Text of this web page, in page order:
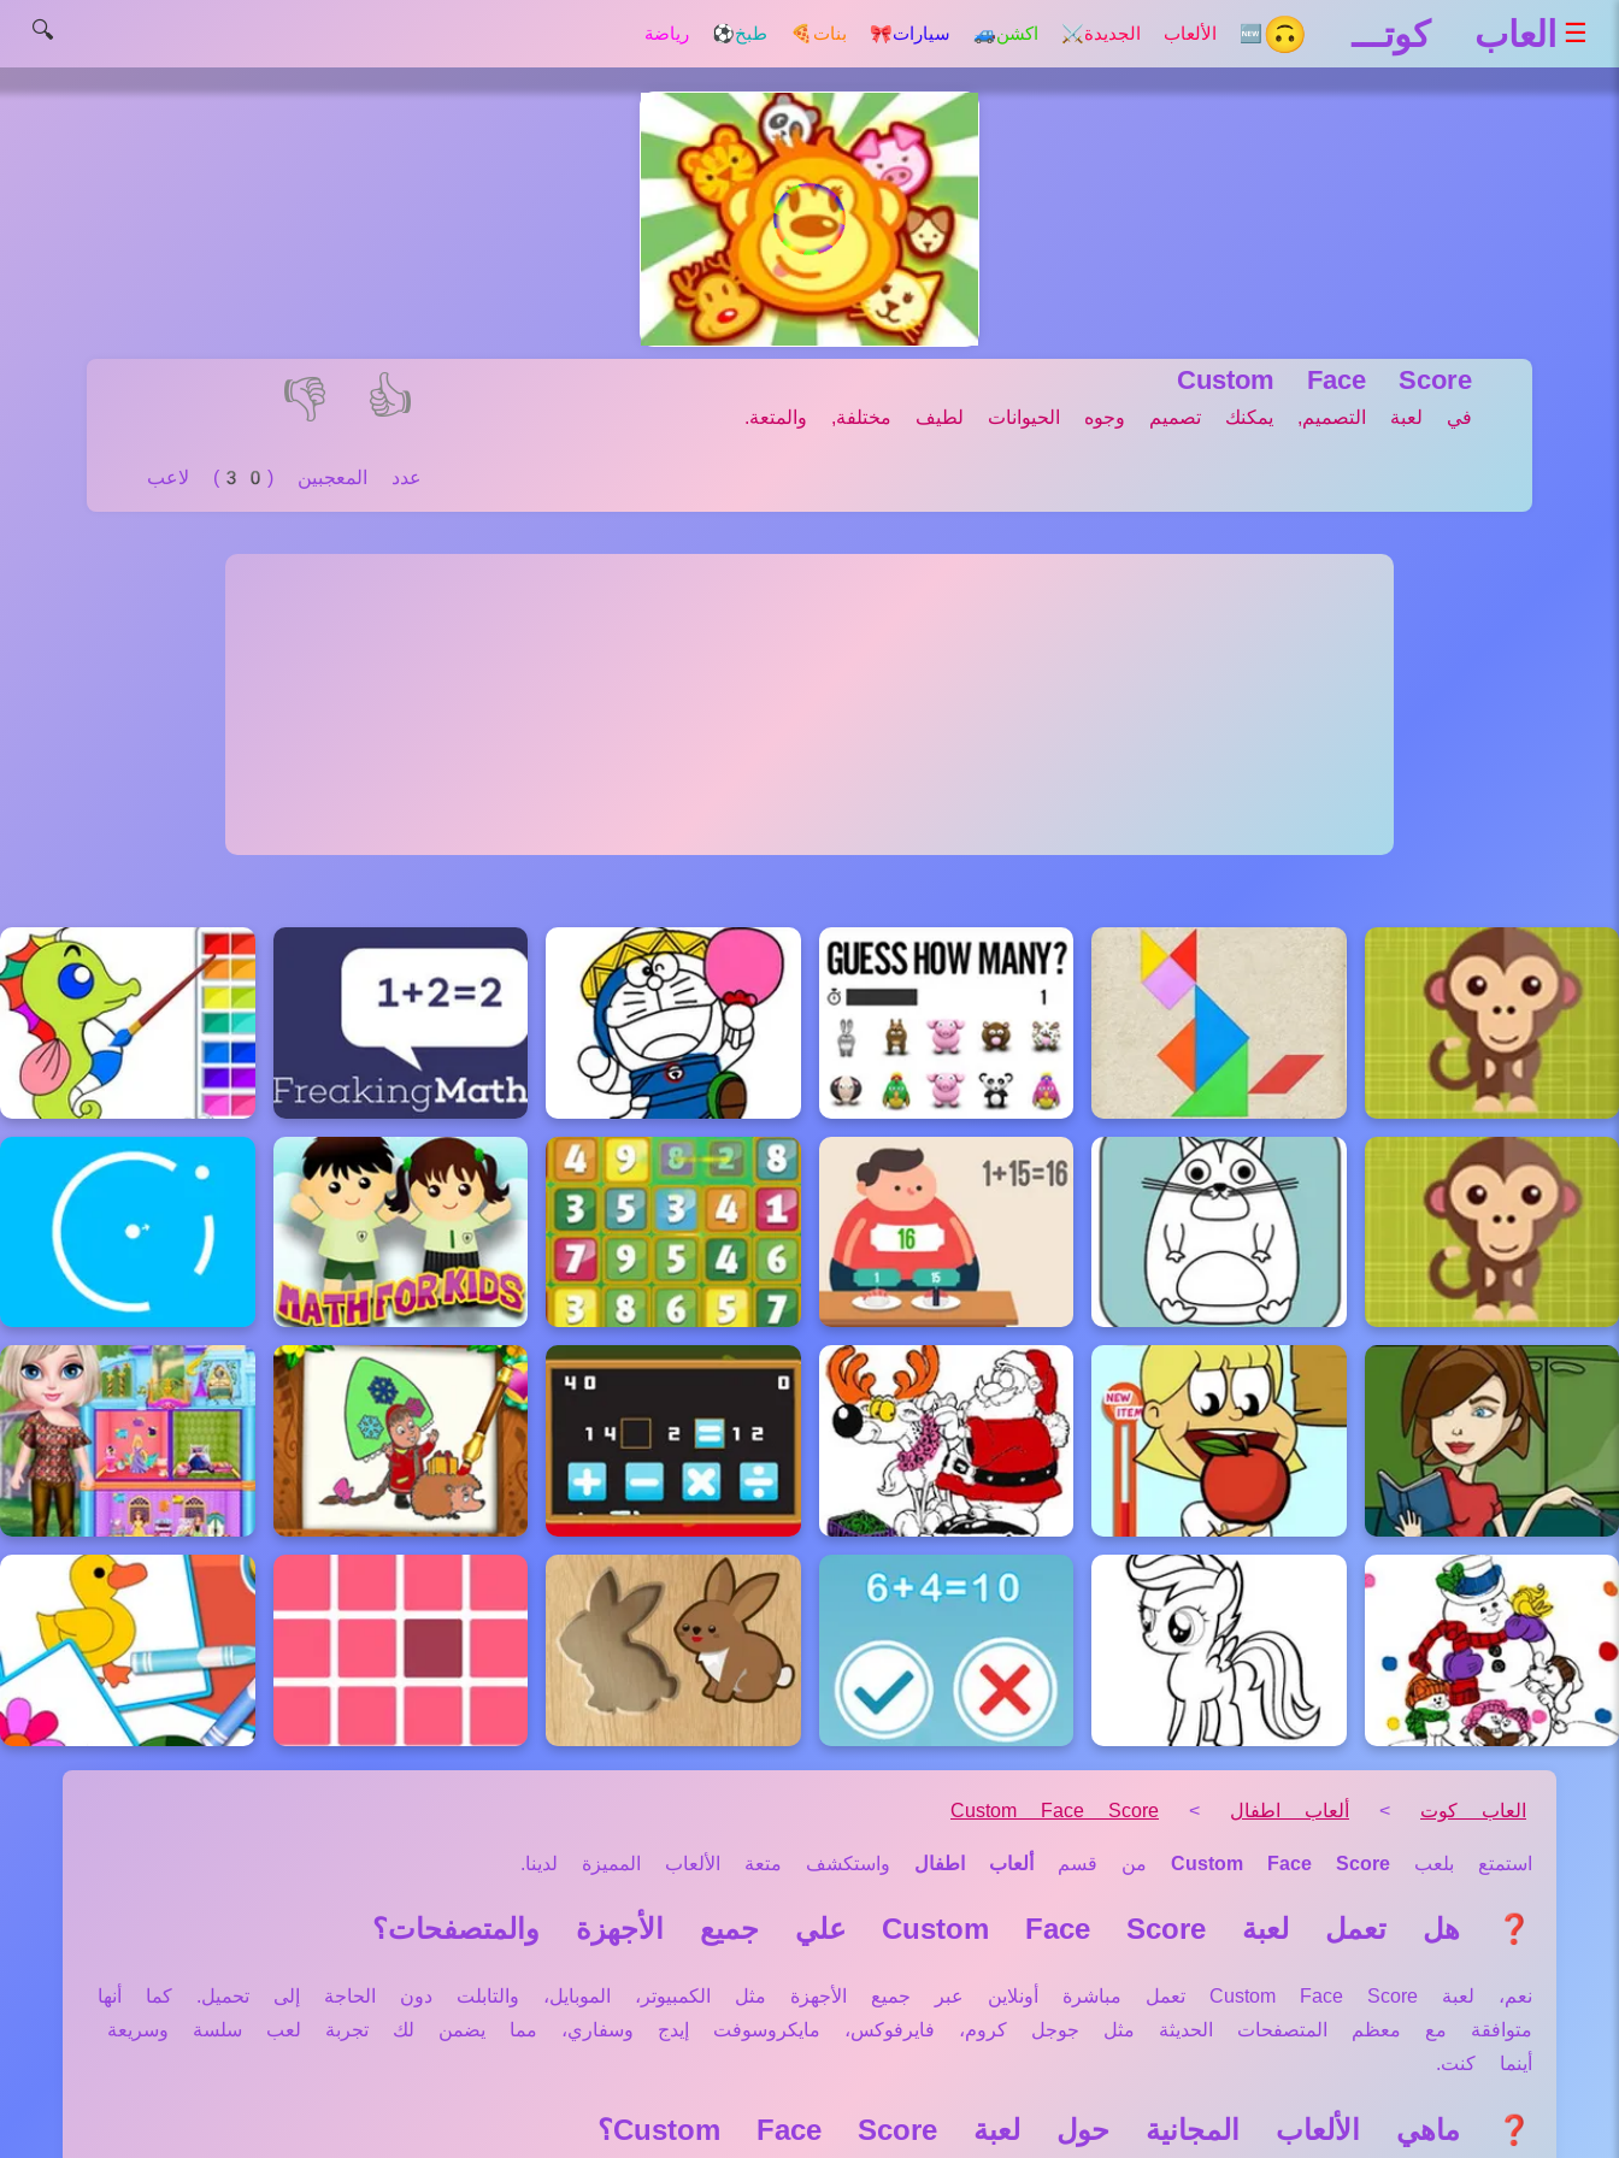
☰ العاب كوتـــ 🙃 🆕 الألعاب الجديدة ⚔️ اكشن🚙 سيارات🎀 بنات 🍕 طبخ⚽ رياضة 🔍
👍
👎
عدد المعجبين (30) لاعب
Custom Face Score
في لعبة التصميم, يمكنك تصميم وجوه الحيوانات لطيف مختلفة, والمتعة.
العاب كوت > ألعاب اطفال >
Custom Face Score
استمتع بلعب Custom Face Score من قسم ألعاب اطفال واستكشف متعة الألعاب المميزة لدينا.
❓ هل تعمل لعبة Custom Face Score علي جميع الأجهزة والمتصفحات؟
نعم، لعبة Custom Face Score تعمل مباشرة أونلاين عبر جميع الأجهزة مثل الكمبيوتر، الموبايل، والتابلت دون الحاجة إلى تحميل. كما أنها
متوافقة مع معظم المتصفحات الحديثة مثل جوجل كروم، فايرفوكس، مايكروسوفت إيدج وسفاري، مما يضمن لك تجربة لعب سلسة وسريعة
أينما كنت.
❓ ماهي الألعاب المجانية حول لعبة Custom Face Score؟